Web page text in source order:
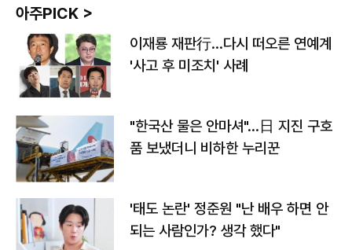
아주PICK >
이재룡 재판行…다시 떠오른 연예계
'사고 후 미조치' 사례
"한국산 물은 안마셔"…日 지진 구호
품 보냈더니 비하한 누리꾼
'태도 논란' 정준원 "난 배우 하면 안
되는 사람인가? 생각 했다"